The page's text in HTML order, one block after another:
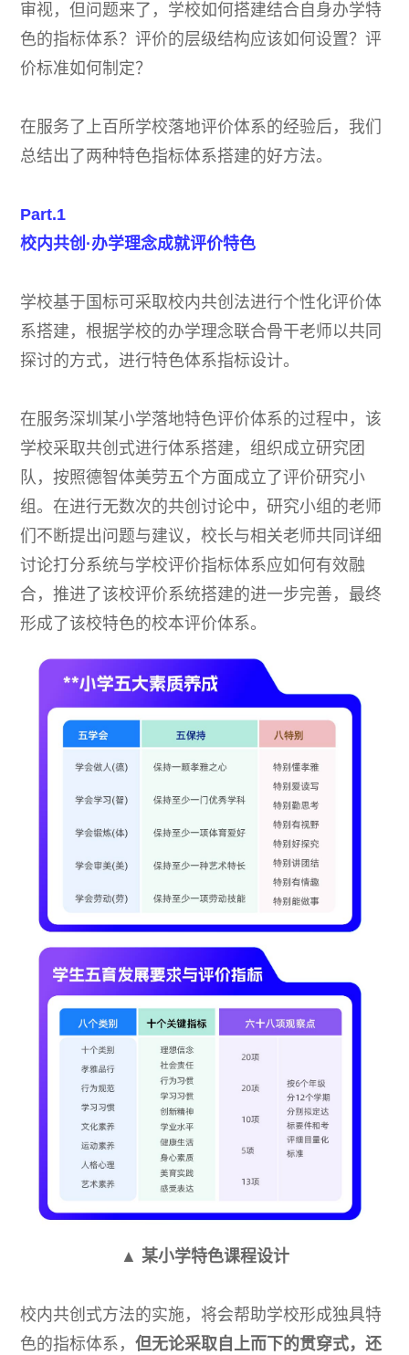
审视，但问题来了，学校如何搭建结合自身办学特
色的指标体系？评价的层级结构应该如何设置？评
价标准如何制定？
在服务了上百所学校落地评价体系的经验后，我们
总结出了两种特色指标体系搭建的好方法。
Part.1
校内共创·办学理念成就评价特色
学校基于国标可采取校内共创法进行个性化评价体
系搭建，根据学校的办学理念联合骨干老师以共同
探讨的方式，进行特色体系指标设计。
在服务深圳某小学落地特色评价体系的过程中，该
学校采取共创式进行体系搭建，组织成立研究团
队，按照德智体美劳五个方面成立了评价研究小
组。在进行无数次的共创讨论中，研究小组的老师
们不断提出问题与建议，校长与相关老师共同详细
讨论打分系统与学校评价指标体系应如何有效融
合，推进了该校评价系统搭建的进一步完善，最终
形成了该校特色的校本评价体系。
▲ 某小学特色课程设计
校内共创式方法的实施，将会帮助学校形成独具特
色的指标体系，但无论采取自上而下的贯穿式，还